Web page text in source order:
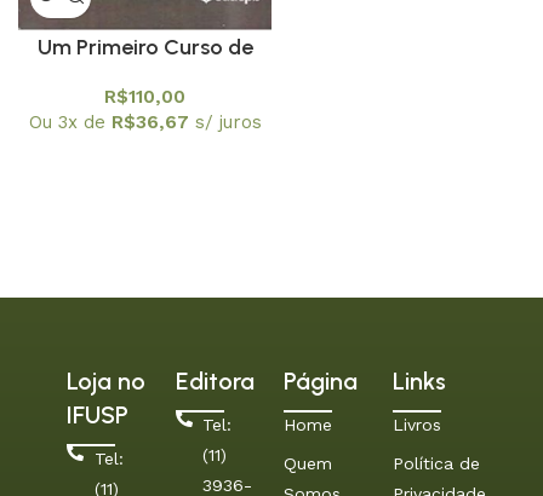
Um Primeiro Curso de
exemplares
R$110,00
Ou 3x de R$36,67 s/ juros
Loja no
IFUSP
Tel:
(11)
Editora
Tel:
(11)
3936-
Página
Home
Quem
Links
Livros
Política de